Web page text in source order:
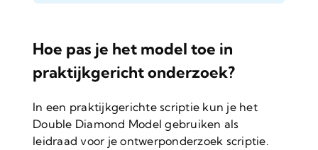
Hoe pas je het model toe in
praktijkgericht onderzoek?
In een praktijkgerichte scriptie kun je het
Double Diamond Model gebruiken als
leidraad voor je ontwerponderzoek scriptie.